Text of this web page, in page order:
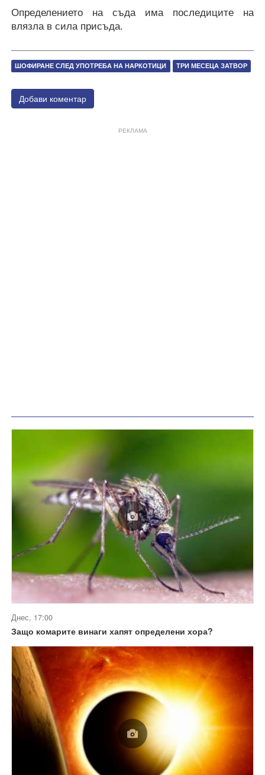
Определението на съда има последиците на
влязла в сила присъда.
ШОФИРАНЕ СЛЕД УПОТРЕБА НА НАРКОТИЦИ ТРИ МЕСЕЦА ЗАТВОР
Добави коментар
РЕКЛАМА
Днес, 17:00
Защо комарите винаги хапят определени хора?